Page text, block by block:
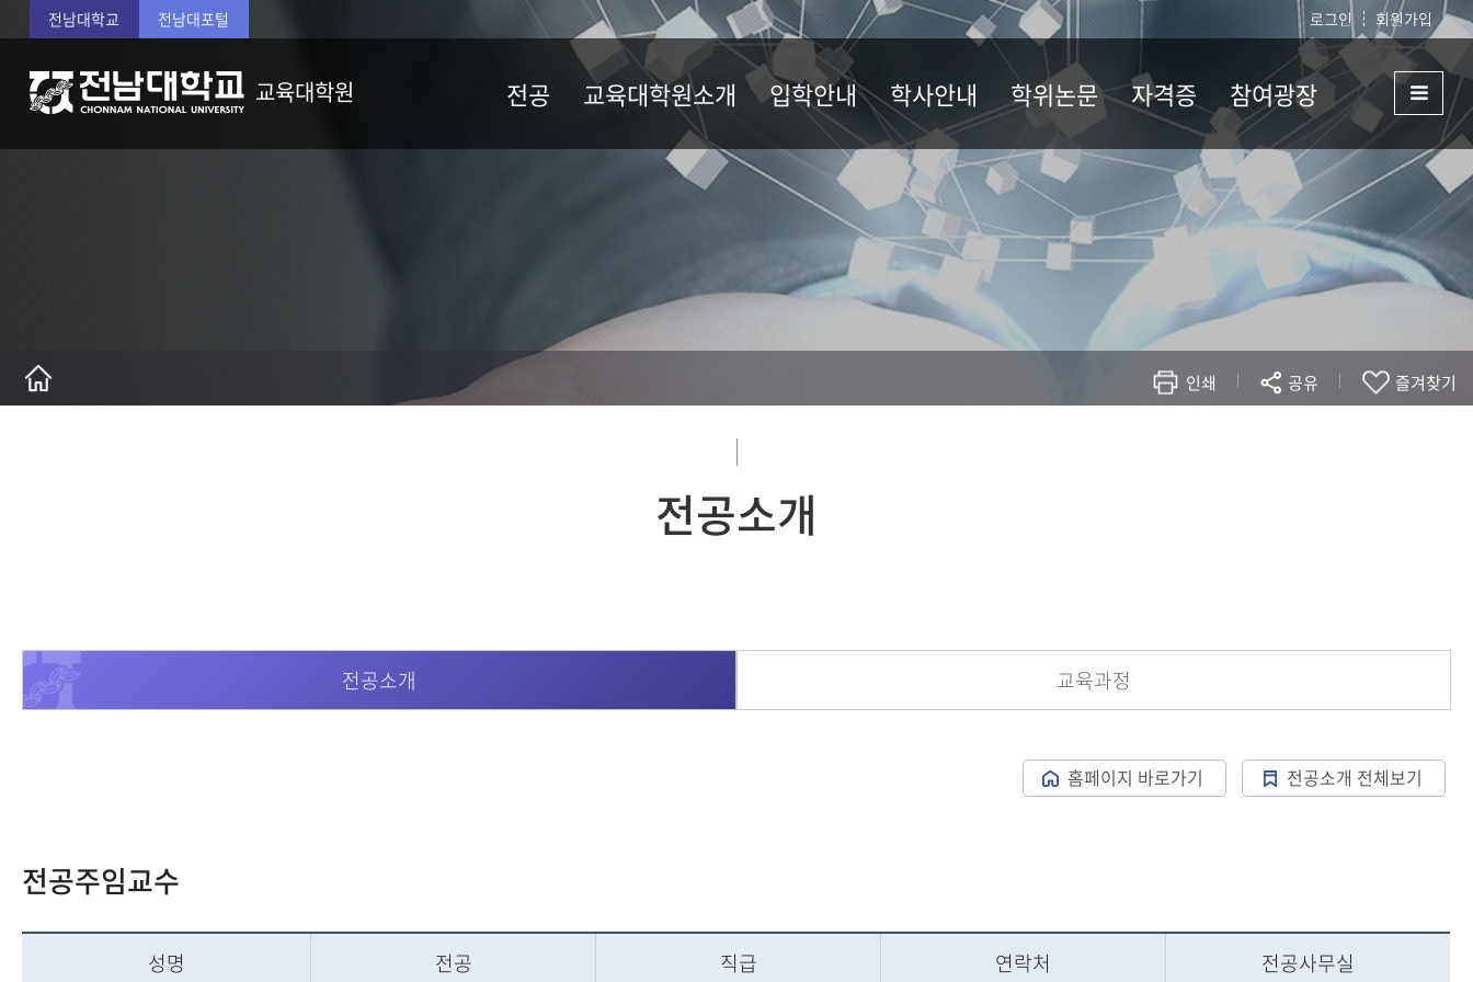
전남대학교 전남대포털 로그인 회원가입
교육대학원 전공 교육대학원소개
오시는길
입학안내
석사학위 모집요강
학사안내
규정
휴학/복학/퇴학
장학
수료/졸업
등록안내
수강신청
지도교수
학위논문
심사일정
종합시험
논문작성계획서
자격증
자격증목록
기본이수과목
참여광장
공지사항
Q&A
FAQ
서식자료실
인쇄 공유 즐겨찾기
전공소개
전공소개 교육과정
홈페이지 바로가기 전공소개 전체보기
전공주임교수
성명 전공 직급 연락처 전공사무실